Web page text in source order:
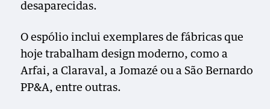
desaparecidas.
O espólio inclui exemplares de fábricas que
hoje trabalham design moderno, como a
Arfai, a Claraval, a Jomazé ou a São Bernardo
PP&A, entre outras.